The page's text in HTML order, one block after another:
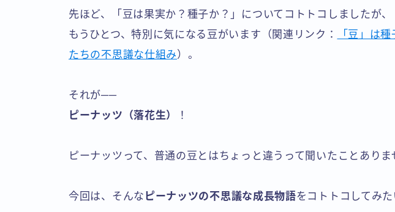
先ほど、「豆は果実か？種子か？」についてコトトコしましたが、
もうひとつ、特別に気になる豆がいます（関連リンク：
「豆」は
たちの不思議な仕組み）。
それが──
ピーナッツ（落花生）
！
ピーナッツって、普通の豆とはちょっと違うって聞いたことありま
今回は、そんな ピーナッツの不思議な成長物語をコトトコしてみた